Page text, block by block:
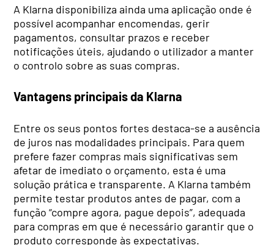
A Klarna disponibiliza ainda uma aplicação onde é
possível acompanhar encomendas, gerir
pagamentos, consultar prazos e receber
notificações úteis, ajudando o utilizador a manter
o controlo sobre as suas compras.
Vantagens principais da Klarna
Entre os seus pontos fortes destaca-se a ausência
de juros nas modalidades principais. Para quem
prefere fazer compras mais significativas sem
afetar de imediato o orçamento, esta é uma
solução prática e transparente. A Klarna também
permite testar produtos antes de pagar, com a
função “compre agora, pague depois”, adequada
para compras em que é necessário garantir que o
produto corresponde às expectativas.